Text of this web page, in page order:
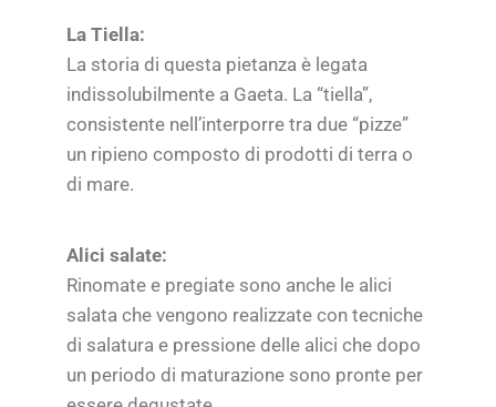
La Tiella:
La storia di questa pietanza è legata
indissolubilmente a Gaeta. La “tiella”,
consistente nell’interporre tra due “pizze”
un ripieno composto di prodotti di terra o
di mare.
Alici salate:
Rinomate e pregiate sono anche le alici
salata che vengono realizzate con tecniche
di salatura e pressione delle alici che dopo
un periodo di maturazione sono pronte per